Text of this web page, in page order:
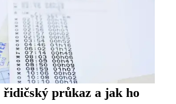
řidičský průkaz a jak ho